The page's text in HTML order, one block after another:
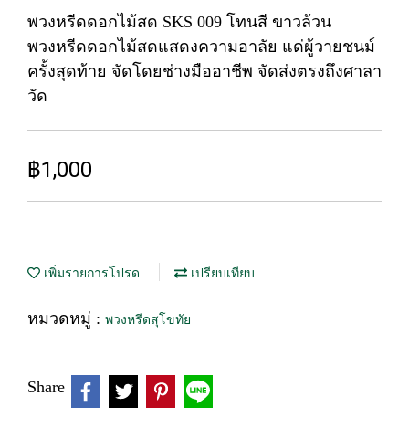
พวงหรีดดอกไม้สด SKS 009 โทนสี ขาวล้วน
พวงหรีดดอกไม้สดแสดงความอาลัย แด่ผู้วายชนม์
ครั้งสุดท้าย จัดโดยช่างมืออาชีพ จัดส่งตรงถึงศาลา
วัด
฿1,000
เพิ่มรายการโปรด เปรียบเทียบ
หมวดหมู่ : พวงหรีดสุโขทัย
Share